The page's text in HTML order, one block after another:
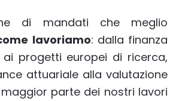
di mandati che meglio
lavoriamo: dalla finanza
progetti europei di ricerca,
attuariale alla valutazione
parte dei nostri lavori